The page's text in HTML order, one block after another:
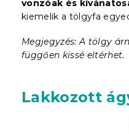
vonzóak és
kiemelik a tölgyfa
Megjegyzés: A tölgy
függően kissé eltérhet.
Lakkozott